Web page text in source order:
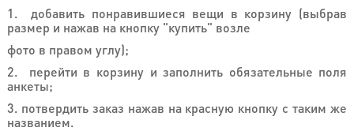
Условия
оплаты
Возврат
Новинки
Скидки
1. добавить понравившиеся вещи в корзину (выбрав
размер и нажав на кнопку "купить" возле
фото в правом углу);
2. перейти в корзину и заполнить обязательные поля
анкеты;
3. потвердить заказ нажав на красную кнопку с таким же
названием.